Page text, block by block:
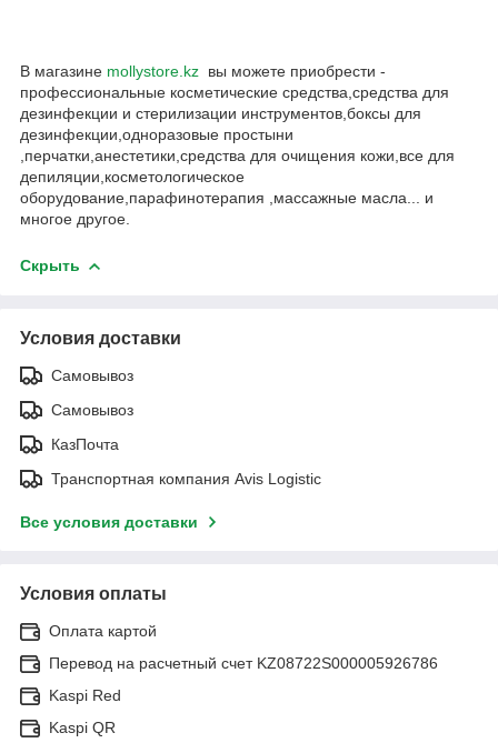
В магазине mollystore.kz вы можете приобрести -
профессиональные косметические средства,средства для
дезинфекции и стерилизации инструментов,боксы для
дезинфекции,одноразовые простыни
,перчатки,анестетики,средства для очищения кожи,все для
депиляции,косметологическое
оборудование,парафинотерапия ,массажные масла... и
многое другое.
Скрыть
Условия доставки
Самовывоз
Самовывоз
КазПочта
Транспортная компания Avis Logistic
Все условия доставки
Условия оплаты
Оплата картой
Перевод на расчетный счет KZ08722S000005926786
Kaspi Red
Kaspi QR